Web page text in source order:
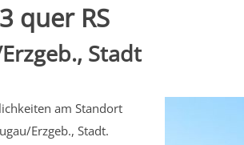
quer RS
Stadt
am Standort
Erzgeb., Stadt.